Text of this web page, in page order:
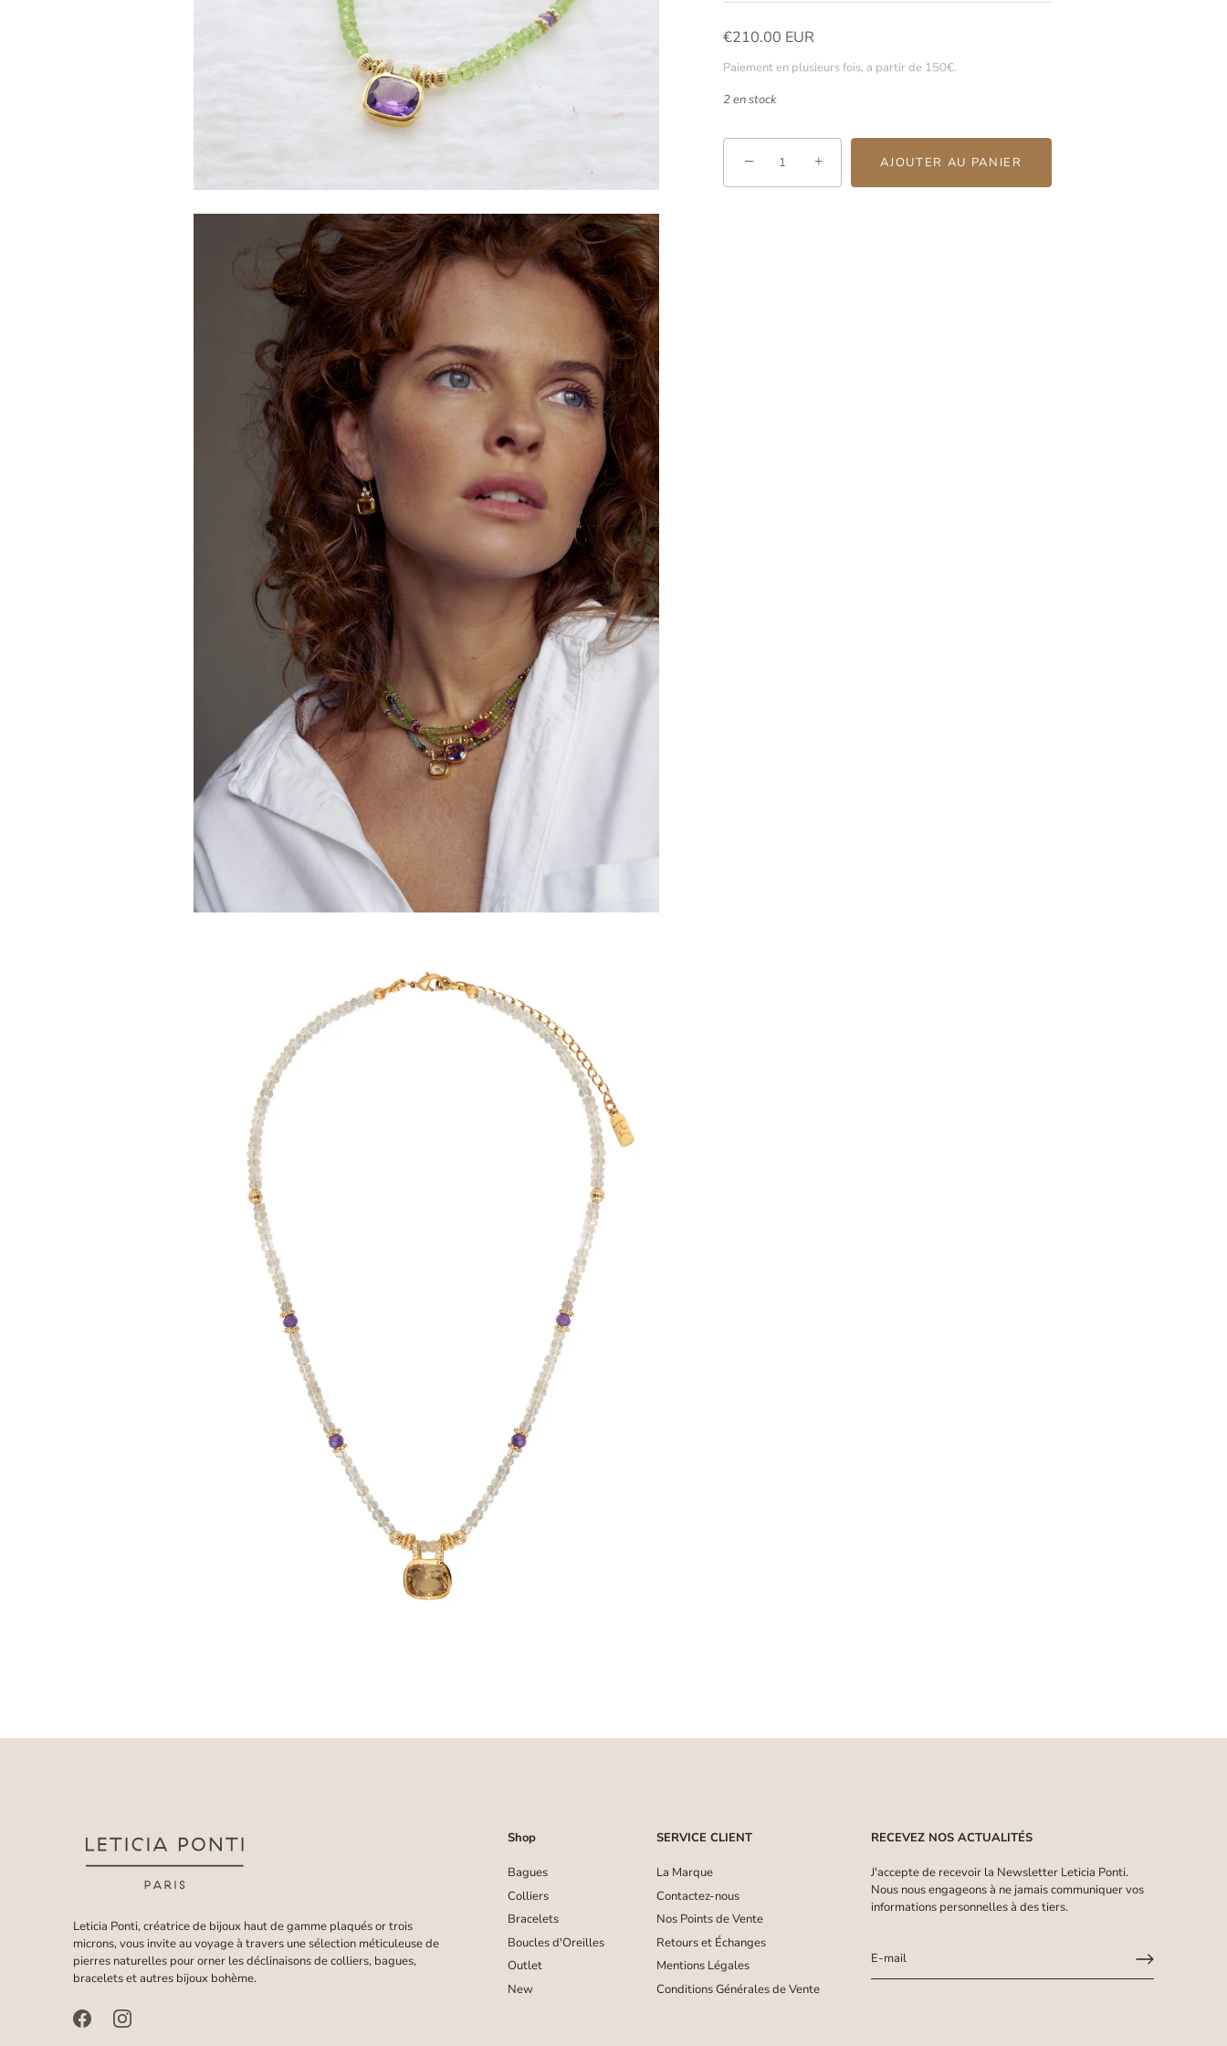
€210.00 EUR
Paiement en plusieurs fois, a partir de 150€.
2 en stock
− + AJOUTER AU PANIER
Retrouvez nos offres exclusives, nos dernières collections et nos
Leticia Ponti, créatrice de bijoux haut de gamme plaqués or trois
microns, vous invite au voyage à travers une sélection méticuleuse de
pierres naturelles pour orner les déclinaisons de colliers, bagues,
bracelets et autres bijoux bohème.
Shop
Bagues
Colliers
Bracelets
Boucles d'Oreilles
Outlet
New
SERVICE CLIENT
La Marque
Contactez-nous
Nos Points de Vente
Retours et Échanges
Mentions Légales
Conditions Générales de Vente
RECEVEZ NOS ACTUALITÉS
J'accepte de recevoir la Newsletter Leticia Ponti.
Nous nous engageons à ne jamais communiquer vos
informations personnelles à des tiers.